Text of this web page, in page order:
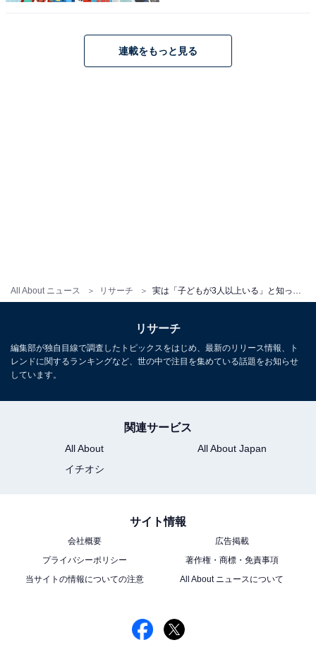
All About ニュース リサーチ
ディーン・フジオカさんに関する商品をAmazonで見る
実は「外国生まれ」と知って驚いた芸能人ラン
連載をもっと見る
リサーチ
編集部が独自目線で調査したトピックスをはじめ、最新のリリース情報、ト
レンドに関するランキングなど、世の中で注目を集めている話題をお知らせ
しています。
関連サービス
All About
All About Japan
イチオシ
サイト情報
会社概要
広告掲載
プライバシーポリシー
著作権・商標・免責事項
当サイトの情報についての注意
All About ニュースについて